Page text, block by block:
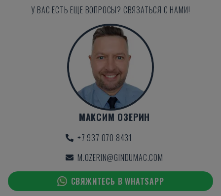
У ВАС ЕСТЬ ЕЩЕ ВОПРОСЫ? СВЯЗАТЬСЯ С НАМИ!
МАКСИМ ОЗЕРИН
+7 937 070 8431
M.OZERIN@GINDUMAC.COM
СВЯЖИТЕСЬ В WHATSAPP